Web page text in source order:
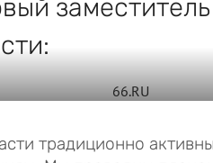
традиционно